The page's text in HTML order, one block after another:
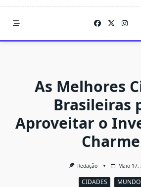
As Melhores
Brasileiras
Aproveitar o
Charme
Redação Maio 17,
CIDADES
MUNDO